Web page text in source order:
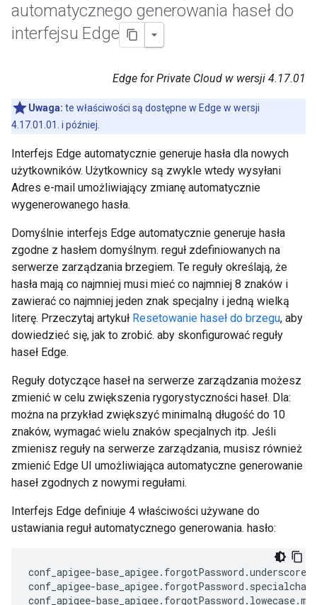
automatycznego generowania haseł do
interfejsu Edge
Edge for Private Cloud w wersji 4.17.01
Uwaga: te właściwości są dostępne w Edge w wersji
4.17.01.01. i później.
Interfejs Edge automatycznie generuje hasła dla nowych
użytkowników. Użytkownicy są zwykle wtedy wysyłani
Adres e-mail umożliwiający zmianę automatycznie
wygenerowanego hasła.
Domyślnie interfejs Edge automatycznie generuje hasła
zgodne z hasłem domyślnym. reguł zdefiniowanych na
serwerze zarządzania brzegiem. Te reguły określają, że
hasła mają co najmniej musi mieć co najmniej 8 znaków i
zawierać co najmniej jeden znak specjalny i jedną wielką
literę. Przeczytaj artykuł Resetowanie haseł do brzegu, aby
dowiedzieć się, jak to zrobić. aby skonfigurować reguły
haseł Edge.
Reguły dotyczące haseł na serwerze zarządzania możesz
zmienić w celu zwiększenia rygorystyczności haseł. Dla:
można na przykład zwiększyć minimalną długość do 10
znaków, wymagać wielu znaków specjalnych itp. Jeśli
zmienisz reguły na serwerze zarządzania, musisz również
zmienić Edge UI umożliwiająca automatyczne generowanie
haseł zgodnych z nowymi regułami.
Interfejs Edge definiuje 4 właściwości używane do
ustawiania reguł automatycznego generowania. hasło:
conf_apigee-
conf_apigee-
conf_apigee-